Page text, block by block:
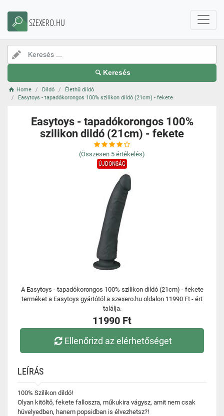
SZEXERO.HU
Keresés
Home Dildó
Élethű dildó
Easytoys - tapadókorongos 100% szilikon dildó (21cm) - fekete
Easytoys - tapadókorongos 100%
szilikon dildó (21cm) - fekete
(Összesen 5 értékelés)
ÚJDONSÁG
A Easytoys - tapadókorongos 100% szilikon dildó (21cm) - fekete
terméket a Easytoys gyártótól a szexero.hu oldalon 11990 Ft - ért
találja.
11990 Ft
Ellenőrizd az elérhetőséget
LEÍRÁS
100% Szilikon dildó!
Olyan kitöltő, fekete falloszra, műkukira vágysz, amit nem csak
hüvelyedben, hanem popsidban is élvezhetsz?!